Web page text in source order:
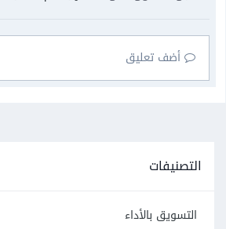
أضف تعليق
التصنيفات
التسويق بالأداء